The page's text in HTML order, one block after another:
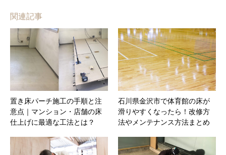
関連記事
置き床パーチ施工の手順と注
意点｜マンション・店舗の床
仕上げに最適な工法とは？
石川県金沢市で体育館の床が
滑りやすくなったら！改修方
法やメンテナンス方法まとめ